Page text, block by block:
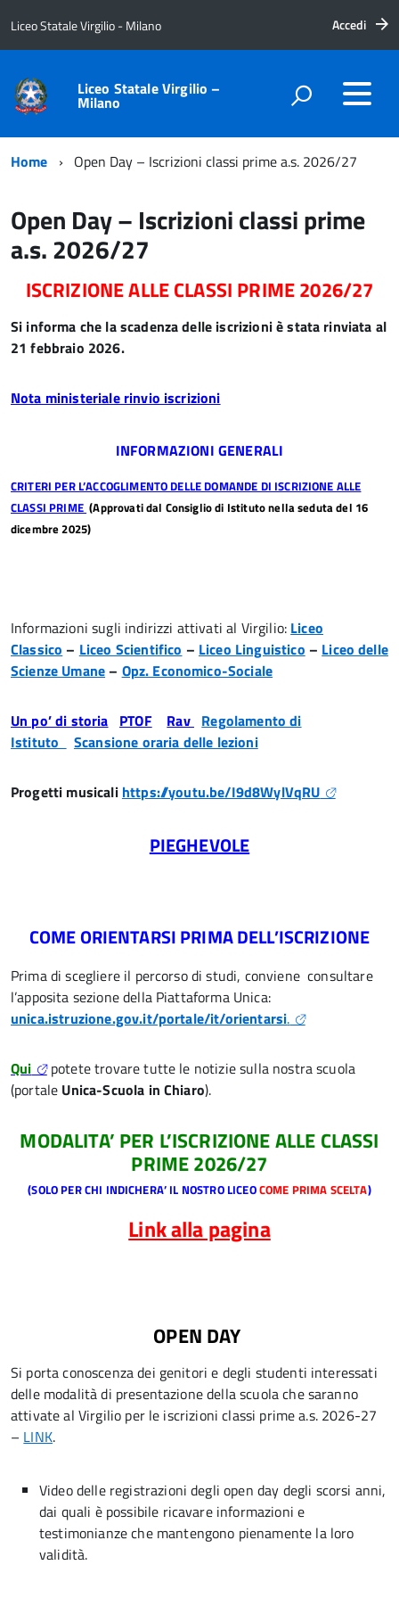
Liceo Statale Virgilio - Milano Accedi
Liceo Statale Virgilio –
Milano
Home Open Day – Iscrizioni classi prime a.s. 2026/27
Open Day – Iscrizioni classi prime
a.s. 2026/27
ISCRIZIONE ALLE CLASSI PRIME 2026/27
Si informa che la scadenza delle iscrizioni è stata rinviata al
21 febbraio 2026.
Nota ministeriale rinvio iscrizioni
INFORMAZIONI GENERALI
CRITERI PER L’ACCOGLIMENTO DELLE DOMANDE DI ISCRIZIONE ALLE
CLASSI PRIME (Approvati dal Consiglio di Istituto nella seduta del 16
dicembre 2025)
Informazioni sugli indirizzi attivati al Virgilio: Liceo
Classico – Liceo Scientifico – Liceo Linguistico – Liceo delle
Scienze Umane – Opz. Economico-Sociale
Un po’ di storia PTOF Rav Regolamento di
Istituto
Scansione oraria delle lezioni
Progetti musicali https://youtu.be/I9d8WylVqRU
PIEGHEVOLE
COME ORIENTARSI PRIMA DELL’ISCRIZIONE
Prima di scegliere il percorso di studi, conviene consultare
l’apposita sezione della Piattaforma Unica:
unica.istruzione.gov.it/portale/it/orientarsi.
Qui
potete trovare tutte le notizie sulla nostra scuola
(portale Unica-Scuola in Chiaro).
MODALITA’ PER L’ISCRIZIONE ALLE CLASSI
PRIME 2026/27
(SOLO PER CHI INDICHERA’ IL NOSTRO LICEOCOME PRIMA SCELTA)
Link alla pagina
OPEN DAY
Si porta conoscenza dei genitori e degli studenti interessati
delle modalità di presentazione della scuola che saranno
attivate al Virgilio per le iscrizioni classi prime a.s. 2026-27
– LINK.
Video delle registrazioni degli open day degli scorsi anni,
dai quali è possibile ricavare informazioni e
testimonianze che mantengono pienamente la loro
validità.